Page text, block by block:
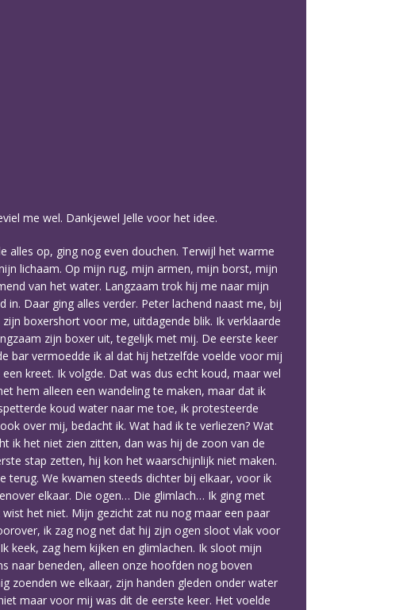
me wel. Dankjewel Jelle voor het idee.
alles op, ging nog even douchen. Terwijl het warme
lichaam. Op mijn rug, mijn armen, mijn borst, mijn
van het water. Langzaam trok hij me naar mijn
Daar ging alles verder. Peter lachend naast me, bij
boxershort voor me, uitdagende blik. Ik verklaarde
zijn boxer uit, tegelijk met mij. De eerste keer
bar vermoedde ik al dat hij hetzelfde voelde voor mij
kreet. Ik volgde. Dat was dus echt koud, maar wel
hem alleen een wandeling te maken, maar dat ik
koud water naar me toe, ik protesteerde
over mij, bedacht ik. Wat had ik te verliezen? Wat
ik het niet zien zitten, dan was hij de zoon van de
stap zetten, hij kon het waarschijnlijk niet maken.
We kwamen steeds dichter bij elkaar, voor ik
elkaar. Die ogen… Die glimlach… Ik ging met
het niet. Mijn gezicht zat nu nog maar een paar
ik zag nog net dat hij zijn ogen sloot vlak voor
keek, zag hem kijken en glimlachen. Ik sloot mijn
naar beneden, alleen onze hoofden nog boven
zoenden we elkaar, zijn handen gleden onder water
maar voor mij was dit de eerste keer. Het voelde